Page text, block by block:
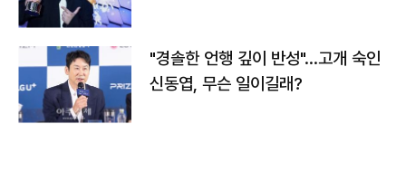
"경솔한 언행 깊이 반성"…고개 숙인
신동엽, 무슨 일이길래?